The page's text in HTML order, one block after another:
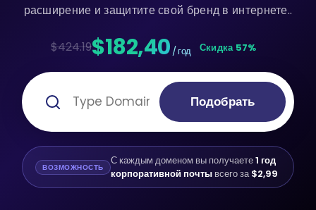
расширение и защитите свой бренд в интернете..
$424.19$182,40 / год Скидка 57%
Подобрать
ВОЗМОЖНОСТЬ С каждым доменом вы получаете1 год
корпоративной почтывсего за$2,99